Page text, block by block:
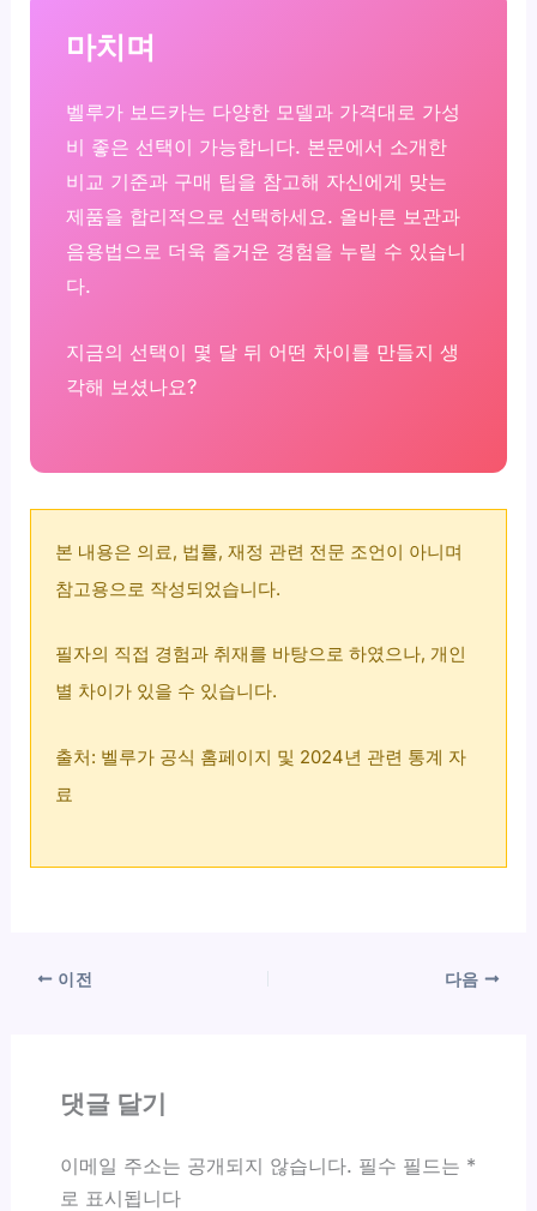
마치며
벨루가 보드카는 다양한 모델과 가격대로 가성
비 좋은 선택이 가능합니다. 본문에서 소개한
비교 기준과 구매 팁을 참고해 자신에게 맞는
제품을 합리적으로 선택하세요. 올바른 보관과
음용법으로 더욱 즐거운 경험을 누릴 수 있습니
다.
지금의 선택이 몇 달 뒤 어떤 차이를 만들지 생
각해 보셨나요?
본 내용은 의료, 법률, 재정 관련 전문 조언이 아니며
참고용으로 작성되었습니다.
필자의 직접 경험과 취재를 바탕으로 하였으나, 개인
별 차이가 있을 수 있습니다.
출처: 벨루가 공식 홈페이지 및 2024년 관련 통계 자
료
이전 다음
댓글 달기
이메일 주소는 공개되지 않습니다. 필수 필드는 *
로 표시됩니다